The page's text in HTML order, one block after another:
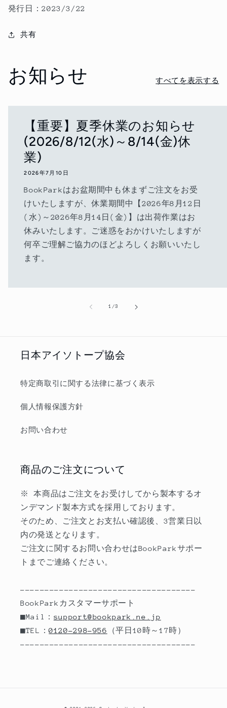
等
制
係
令
数
量
を
す
等
係
令
－
の
数
を
や
す
発行日：2023/3/22
共有
お知らせ すべてを表示する
【重要】夏季休業のお知らせ
(2026/8/12(水)～8/14(金)休
業)
2026年7月10日
BookParkはお盆期間中も休まずご注文をお受
けいたしますが、休業期間中【2026年8月12日
(水)～2026年8月14日(金)】は出荷作業はお
休みいたします。ご迷惑をおかけいたしますが
何卒ご理解ご協力のほどよろしくお願いいたし
ます。
1 /の
3
日本アイソトープ協会
特定商取引に関する法律に基づく表示
個人情報保護方針
お問い合わせ
商品のご注文について
※ 本商品はご注文をお受けしてから製本するオ
ンデマンド製本方式を採用しております。
そのため、ご注文とお支払い確認後、3営業日以
内の発送となります。
ご注文に関するお問い合わせはBookParkサポー
トまでご連絡ください。
------------------------------------
BookParkカスタマーサポート
■Mail： support@bookpark.ne.jp
■TEL：0120-298-956
（平日10時～17時）
------------------------------------